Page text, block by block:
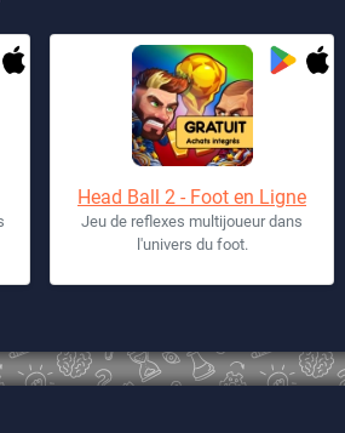
Head Ball 2 - Foot en Ligne
Jeu de reflexes multijoueur dans
l'univers du foot.